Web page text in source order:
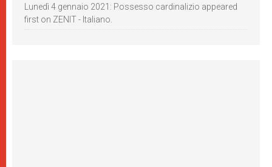
Lunedì 4 gennaio 2021: Possesso cardinalizio appeared
first on ZENIT - Italiano.